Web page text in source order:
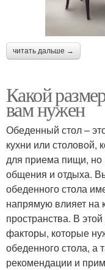
читать дальше →
Какой
вам нужен
Обеденный стол –
кухни или столовой,
для приема пищи, но
общения и отдыха.
обеденного стола
напрямую влияет на
пространства. В
факторы, которые
обеденного стола, а
рекомендации и